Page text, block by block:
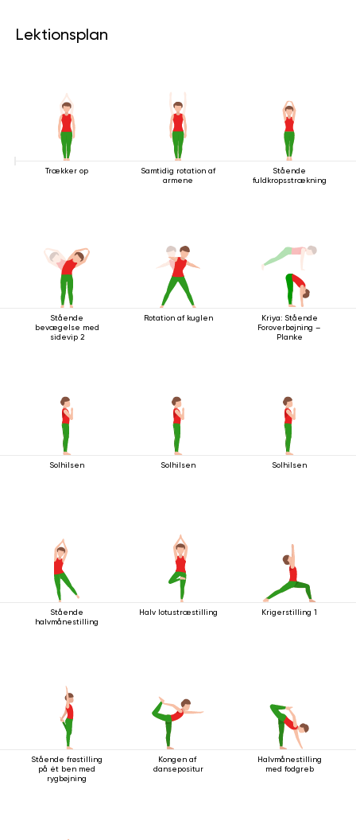
Lektionsplan
Trækker op
Samtidig rotation af
armene
Stående
fuldkropsstrækning
Stående
bevægelse med
sidevip 2
Rotation af kuglen
Kriya: Stående
Foroverbøjning –
Planke
Solhilsen Solhilsen Solhilsen
Stående
halvmånestilling
Halv lotustræstilling Krigerstilling 1
Stående frøstilling
på ét ben med
rygbøjning
Kongen af ​​
dansepositur
Halvmånestilling
med fodgreb